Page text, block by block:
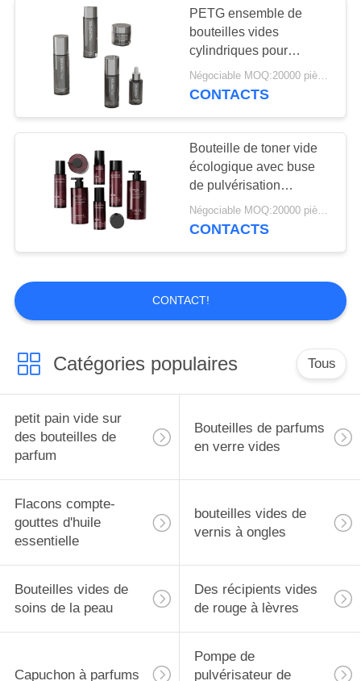
sérum en verre glacé de
luxe avec pipette
PETG ensemble de
bouteilles vides
cylindriques pour
essence/lotion 50 ml-
150 ml - bouteille de
Négociable MOQ:20000 pièces
CONTACTS
Bouteille de toner vide
écologique avec buse
de pulvérisation‌
Ensemble de bouteilles
cylindriques
Négociable MOQ:20000 pièces
CONTACTS
CONTACT!
Catégories populaires Tous
petit pain vide sur
des bouteilles de
parfum
Bouteilles de parfums
en verre vides
Flacons compte-
gouttes d'huile
essentielle
bouteilles vides de
vernis à ongles
Bouteilles vides de
soins de la peau
Des récipients vides
de rouge à lèvres
Capuchon à parfums
Pompe de
pulvérisateur de